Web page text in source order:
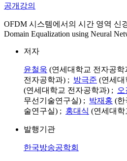
공개강의
OFDM 시스템에서의 시간 영역 신
Domain Equalization using Neural
저자
윤철욱 (연세대학교 전자공학
전자공학과) ; 방극준 (연세대
(연세대학교 전자공학과) ;
무선기술연구실) ; 박재홍 (한
술연구실) ; 홍대식 (연세대
발행기관
한국방송공학회